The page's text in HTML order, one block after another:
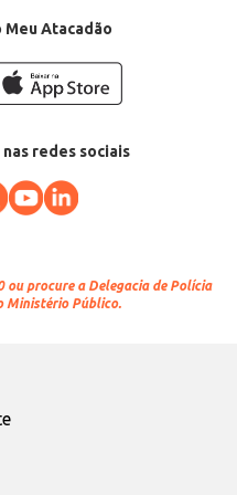
Atacadão
redes sociais
ou procure a Delegacia de Polícia
Ministério Público.